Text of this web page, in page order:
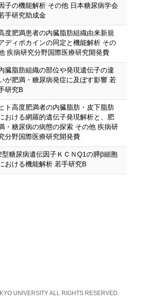
子の機能解析 その他 日本糖尿病学会
手研究助成金
度肥満患者の内臓脂肪組織由来新規
ディポカインの同定と機能解析 その
疾病研究分野国際医療研究開発費
臓脂肪組織の部位や発現遺伝子の違
が肥満・糖尿病発症に及ぼす影響 若
研究B
ト高度肥満者の内臓脂肪・皮下脂肪
おける網羅的遺伝子発現解析と、肥
・糖尿病の病態の探索 その他 疾病研
分野国際医療研究開発費
型糖尿病遺伝因子ＫＣＮQ1の膵β細胞
おける機能解析 若手研究B
UNIVERSITY ALL RIGHTS RESERVED.